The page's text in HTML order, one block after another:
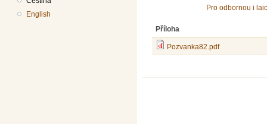
English
Pro odbornou i
Příloha
Pozvanka82.pdf